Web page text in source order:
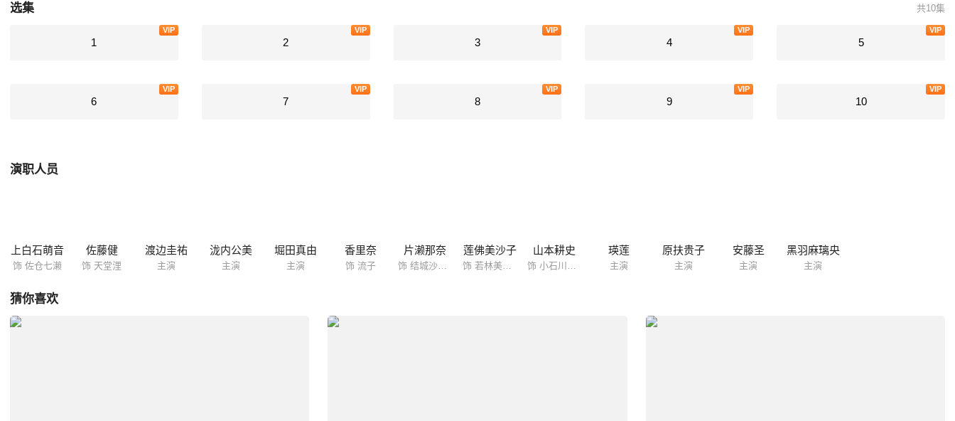
选集 共10集
1
VIP
2
VIP
3
VIP
4
VIP
5
VIP
6
VIP
7
VIP
8
VIP
9
VIP
10
VIP
演职人员
上白石萌音
饰 佐仓七濑
佐藤健
饰 天堂浬
渡边圭祐
主演
泷内公美
主演
堀田真由
主演
香里奈
饰 流子
片濑那奈
饰 结城沙世子
莲佛美沙子
饰 若林美野里
山本耕史
饰 小石川六郎
瑛莲
主演
原扶贵子
主演
安藤圣
主演
黑羽麻璃央
主演
猜你喜欢